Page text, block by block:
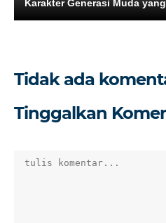
Karakter Generasi Muda
Tidak ada
Tinggalkan